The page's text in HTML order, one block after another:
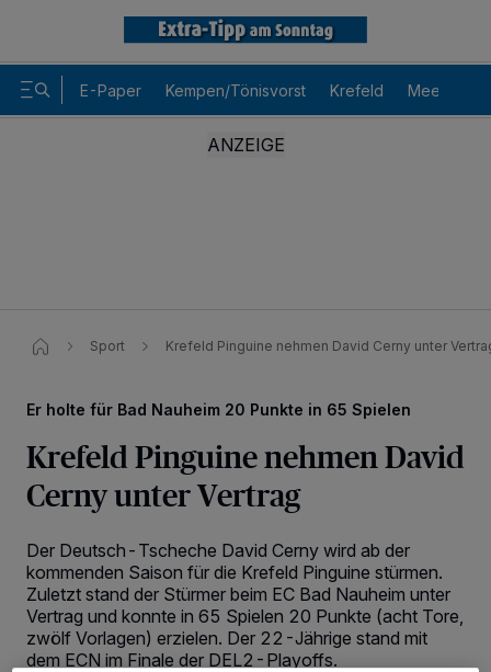
E-Paper Kempen/Tönisvorst Krefeld Meerbusch
Sport Krefeld Pinguine nehmen David Cerny unter
Er holte für Bad Nauheim 20 Punkte in 65 Spielen
Krefeld Pinguine nehmen David
Cerny unter Vertrag
Der Deutsch-Tscheche David Cerny wird ab der
kommenden Saison für die Krefeld Pinguine stürmen.
Zuletzt stand der Stürmer beim EC Bad Nauheim unter
Vertrag und konnte in 65 Spielen 20 Punkte (acht Tore,
zwölf Vorlagen) erzielen. Der 22-Jährige stand mit
dem ECN im Finale der DEL2-Playoffs.
Wir und unsere 218 -Partner speichern und greifen auf
personenbezogene Daten wie Browserdaten oder eindeutige
Kennungen auf Ihrem Gerät zu. Durch Auswahl von OK aktivieren Sie
Zwecke. Wenn Tracker deaktiviert sind, sind manche Inhalte und
Anzeigen möglicherweise nicht mehr so relevant für Sie. Sie können
dieses Menü jederzeit wieder aufrufen, um Ihre Einstellungen zu
ändern oder Ihre Einwilligung zu widerrufen, indem Sie auf den Link
Einstellungen oder Ablehnen am unteren Rand der Webseite klicken.
Ihre Einstellungen gelten innerhalb unseres Website. Weitere
Informationen finden Sie in unserer Datenschutzerklärung.